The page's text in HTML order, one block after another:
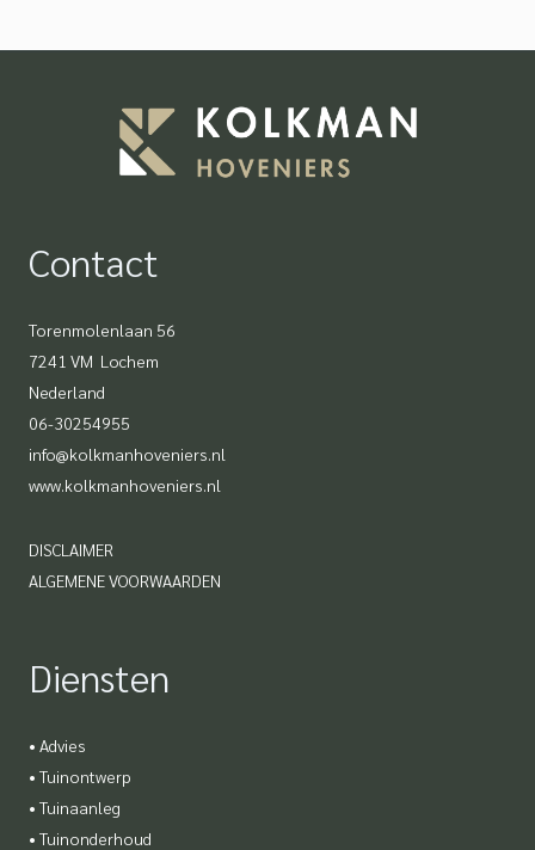
Contact
Torenmolenlaan 56
7241 VM Lochem
Nederland
06-30254955
info@kolkmanhoveniers.nl
www.kolkmanhoveniers.nl
DISCLAIMER
ALGEMENE VOORWAARDEN
Diensten
• Advies
• Tuinontwerp
• Tuinaanleg
• Tuinonderhoud